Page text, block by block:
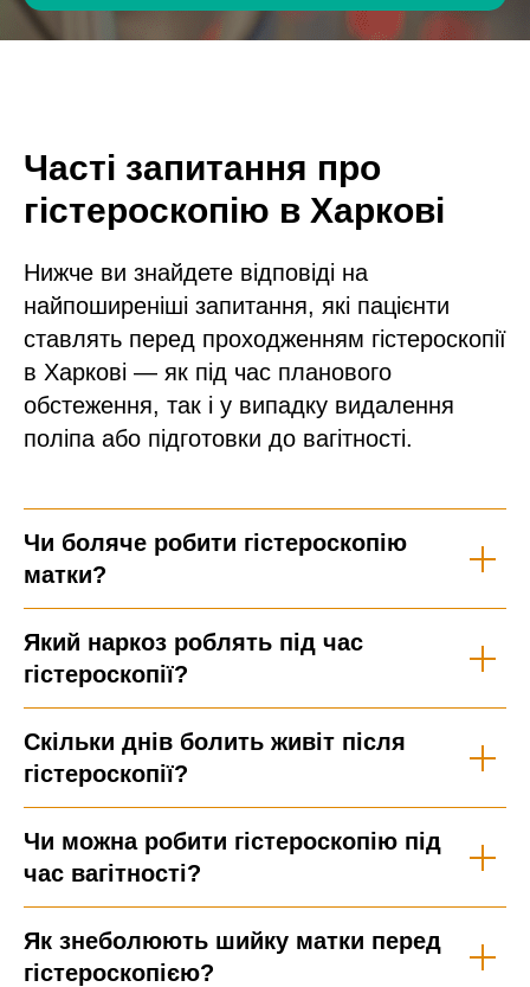
Часті запитання про
гістероскопію в Харкові
Нижче ви знайдете відповіді на
найпоширеніші запитання, які пацієнти
ставлять перед проходженням гістероскопії
в Харкові — як під час планового
обстеження, так і у випадку видалення
поліпа або підготовки до вагітності.
Чи боляче робити гістероскопію
матки?
Який наркоз роблять під час
гістероскопії?
Скільки днів болить живіт після
гістероскопії?
Чи можна робити гістероскопію під
час вагітності?
Як знеболюють шийку матки перед
гістероскопією?